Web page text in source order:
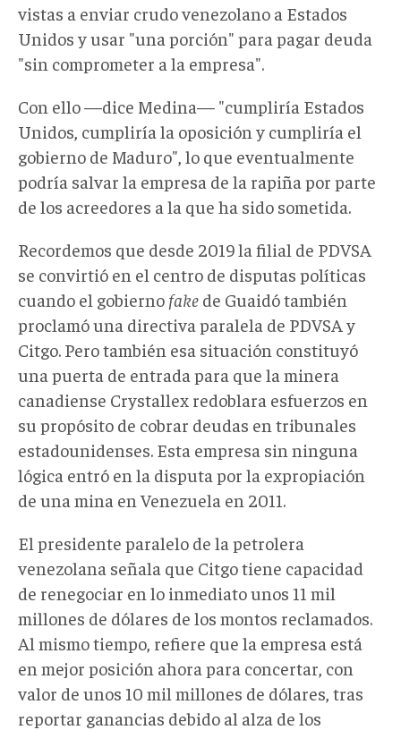
vistas a enviar crudo venezolano a Estados
Unidos y usar "una porción" para pagar deuda
"sin comprometer a la empresa".
Con ello —dice Medina— "cumpliría Estados
Unidos, cumpliría la oposición y cumpliría el
gobierno de Maduro", lo que eventualmente
podría salvar la empresa de la rapiña por parte
de los acreedores a la que ha sido sometida.
Recordemos que desde 2019 la filial de PDVSA
se convirtió en el centro de disputas políticas
cuando el gobierno fake de Guaidó también
proclamó una directiva paralela de PDVSA y
Citgo. Pero también esa situación constituyó
una puerta de entrada para que la minera
canadiense Crystallex redoblara esfuerzos en
su propósito de cobrar deudas en tribunales
estadounidenses. Esta empresa sin ninguna
lógica entró en la disputa por la expropiación
de una mina en Venezuela en 2011.
El presidente paralelo de la petrolera
venezolana señala que Citgo tiene capacidad
de renegociar en lo inmediato unos 11 mil
millones de dólares de los montos reclamados.
Al mismo tiempo, refiere que la empresa está
en mejor posición ahora para concertar, con
valor de unos 10 mil millones de dólares, tras
reportar ganancias debido al alza de los